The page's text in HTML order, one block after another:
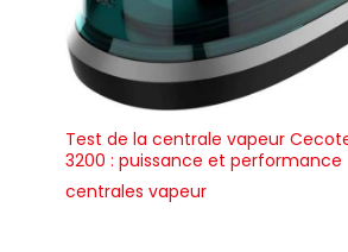
Test de la centrale vapeur
3200 : puissance et performance
centrales vapeur